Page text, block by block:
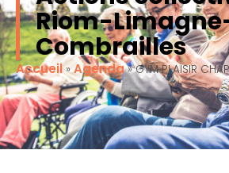
Riom-
Combrailles
Accueil»Agenda»GYM PLAISIR